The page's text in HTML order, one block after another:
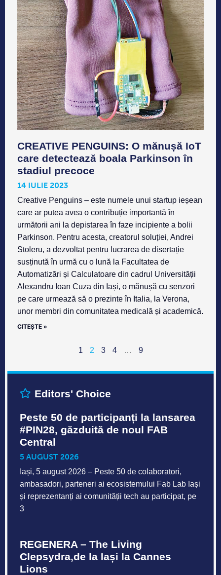
CREATIVE PENGUINS: O mănușă IoT
care detectează boala Parkinson în
stadiul precoce
14 IULIE 2023
Creative Penguins – este numele unui startup ieșean
care ar putea avea o contribuție importantă în
următorii ani la depistarea în faze incipiente a bolii
Parkinson. Pentru acesta, creatorul soluției, Andrei
Stoleru, a dezvoltat pentru lucrarea de disertație
susținută în urmă cu o lună la Facultatea de
Automatizări și Calculatoare din cadrul Universității
Alexandru Ioan Cuza din Iași, o mănușă cu senzori
pe care urmează să o prezinte în Italia, la Verona,
unor membri din comunitatea medicală și academică.
CITEȘTE »
1 2 3 4 … 9
Editors' Choice
Peste 50 de participanți la lansarea
#PIN28, găzduită de noul FAB
Central
5 AUGUST 2026
Iași, 5 august 2026 – Peste 50 de colaboratori,
ambasadori, parteneri ai ecosistemului Fab Lab Iași
și reprezentanți ai comunității tech au participat, pe
3
REGENERA – The Living
Clepsydra,de la Iași la Cannes
Lions